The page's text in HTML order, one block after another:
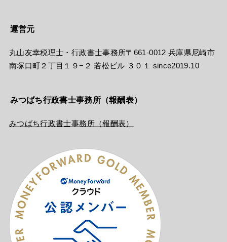
運営元
丸山友幸税理士・行政書士事務所〒661-0012 兵庫県尼崎市
南塚口町２丁目１９−２ 若松ビル ３０１ since2019.10
みつばち行政書士事務所（報酬表）
みつばち行政書士事務所（報酬表）